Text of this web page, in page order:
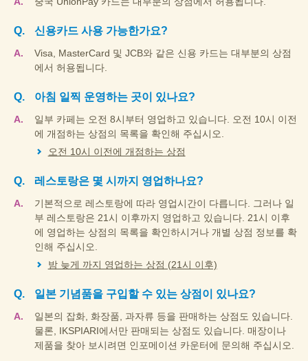
신용카드 사용 가능한가요?
Visa, MasterCard 및 JCB와 같은 신용 카드는 대부분의 상점
에서 허용됩니다.
아침 일찍 운영하는 곳이 있나요?
일부 카페는 오전 8시부터 영업하고 있습니다. 오전 10시 이전
에 개점하는 상점의 목록을 확인해 주십시오.
오전 10시 이전에 개점하는 상점
레스토랑은 몇 시까지 영업하나요?
기본적으로 레스토랑에 따라 영업시간이 다릅니다. 그러나 일
부 레스토랑은 21시 이후까지 영업하고 있습니다. 21시 이후
에 영업하는 상점의 목록을 확인하시거나 개별 상점 정보를 확
인해 주십시오.
밤 늦게 까지 영업하는 상점 (21시 이후)
일본 기념품을 구입할 수 있는 상점이 있나요?
일본의 잡화, 화장품, 과자류 등을 판매하는 상점도 있습니다.
물론, IKSPIARI에서만 판매되는 상점도 있습니다. 매장이나
제품을 찾아 보시려면 인포메이션 카운터에 문의해 주십시오.